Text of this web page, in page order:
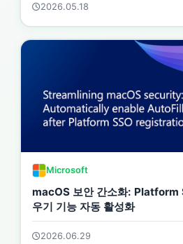
2026.05.18
Microsoft
macOS 보안 간소화: Platform
우기 기능 자동 활성화
2026.06.29